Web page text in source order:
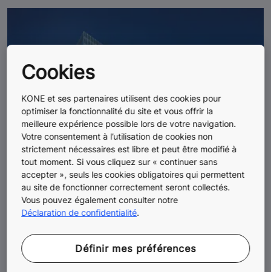
Cookies
KONE et ses partenaires utilisent des cookies pour
optimiser la fonctionnalité du site et vous offrir la
meilleure expérience possible lors de votre navigation.
Votre consentement à l’utilisation de cookies non
strictement nécessaires est libre et peut être modifié à
tout moment. Si vous cliquez sur « continuer sans
accepter », seuls les cookies obligatoires qui permettent
au site de fonctionner correctement seront collectés.
Vous pouvez également consulter notre
Déclaration de confidentialité.
Définir mes préférences